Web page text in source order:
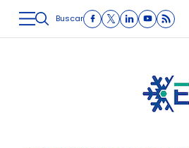
LOGÍSTICA INMOLOGÍSTICA
Buscar